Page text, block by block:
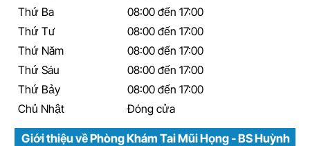
Thứ Ba
08:00 đến 17:00
Thứ Tư
08:00 đến 17:00
Thứ Năm
08:00 đến 17:00
Thứ Sáu
08:00 đến 17:00
Thứ Bảy
08:00 đến 17:00
Chủ Nhật
Đóng cửa
Giới thiệu về Phòng Khám Tai Mũi Họng - BS Huỳnh